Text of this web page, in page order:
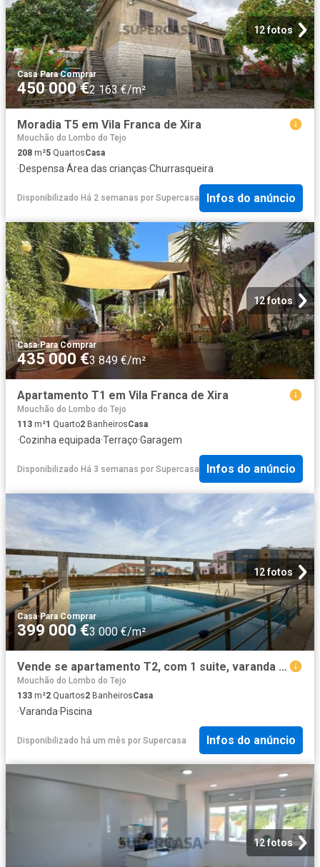
12 fotos
Casa·Para Comprar
450 000 €2 163 €/m²
Moradia T5 em Vila Franca de Xira
Mouchão do Lombo do Tejo
208 m²5 QuartosCasa
·Despensa·Área das crianças·Churrasqueira
Disponibilizado Há 2 semanas por Supercasa Infos do anúncio
12 fotos
Casa·Para Comprar
435 000 €3 849 €/m²
Apartamento T1 em Vila Franca de Xira
Mouchão do Lombo do Tejo
113 m²1 Quarto2 BanheirosCasa
·Cozinha equipada·Terraço·Garagem
Disponibilizado Há 3 semanas por Supercasa Infos do anúncio
12 fotos
Casa·Para Comprar
399 000 €3 000 €/m²
Vende se apartamento T2, com 1 suite, varanda e piscina comum, no Edifício Varandas da Lezíria | Vila Franca de Xira
Mouchão do Lombo do Tejo
133 m²2 Quartos2 BanheirosCasa
·Varanda·Piscina
Disponibilizado há um mês por Supercasa Infos do anúncio
12 fotos